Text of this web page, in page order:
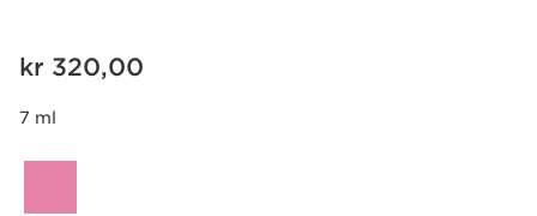
Nåværende pris kr 320,00
kr 320,00
7 ml